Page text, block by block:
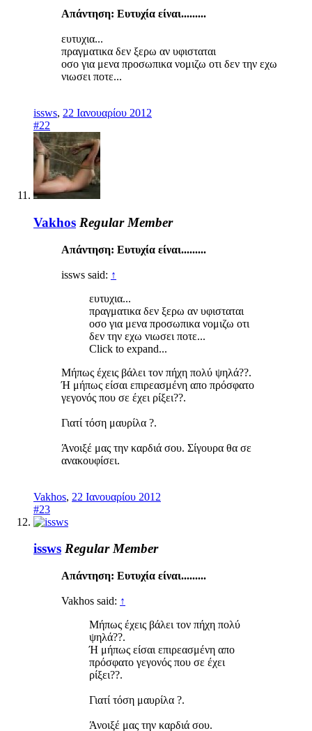
Απάντηση: Ευτυχία είναι.........
ευτυχια...
πραγματικα δεν ξερω αν υφισταται
οσο για μενα προσωπικα νομιζω οτι δεν την εχω
νιωσει ποτε...
issws, 22 Ιανουαρίου 2012
#22
Vakhos Regular Member
Απάντηση: Ευτυχία είναι.........
issws said: ↑
ευτυχια...
πραγματικα δεν ξερω αν υφισταται
οσο για μενα προσωπικα νομιζω οτι
δεν την εχω νιωσει ποτε...
Click to expand...
Μήπως έχεις βάλει τον πήχη πολύ ψηλά??.
Ή μήπως είσαι επιρεασμένη απο πρόσφατο
γεγονός που σε έχει ρίξει??.
Γιατί τόση μαυρίλα ?.
Άνοιξέ μας την καρδιά σου. Σίγουρα θα σε
ανακουφίσει.
Vakhos, 22 Ιανουαρίου 2012
#23
issws Regular Member
Απάντηση: Ευτυχία είναι.........
Vakhos said: ↑
Μήπως έχεις βάλει τον πήχη πολύ
ψηλά??.
Ή μήπως είσαι επιρεασμένη απο
πρόσφατο γεγονός που σε έχει
ρίξει??.
Γιατί τόση μαυρίλα ?.
Άνοιξέ μας την καρδιά σου.